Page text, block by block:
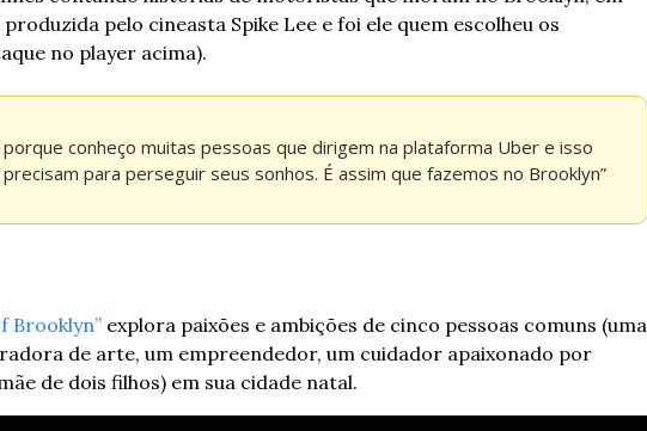
pelo cineasta Spike Lee e foi ele quem escolheu os
no player acima).
conheço muitas pessoas que dirigem na plataforma Uber e isso
para perseguir seus sonhos. É assim que fazemos no Brooklyn”
Brooklyn” explora paixões e ambições de cinco pessoas comuns (uma
de arte, um empreendedor, um cuidador apaixonado por
de dois filhos) em sua cidade natal.